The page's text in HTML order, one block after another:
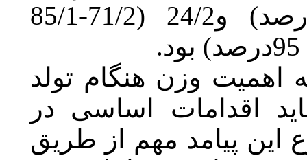
(
71/2-85/1
هنگام تولد
اساسی در
از طریق